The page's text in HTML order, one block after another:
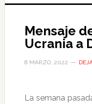
Mensaje
Ucrania a
8 MARZO, 2022
La semana